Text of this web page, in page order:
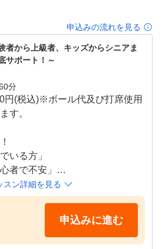
も受講
合に合わせた時間を選べるタイム
イルにあわせて、無理なく、無駄
きます。また、各種ゴルフ用品も
すのでお気軽にお越しください。
申込みの流れを見る
者から上級者、キッズからシニアま
サポート！～
分
円(税込)※ボール代及び打席使用
す。
いる方」
者で不安」
い」
たい」
り直したい方」
フをしたい方」
スン詳細を見る
申込みに進む